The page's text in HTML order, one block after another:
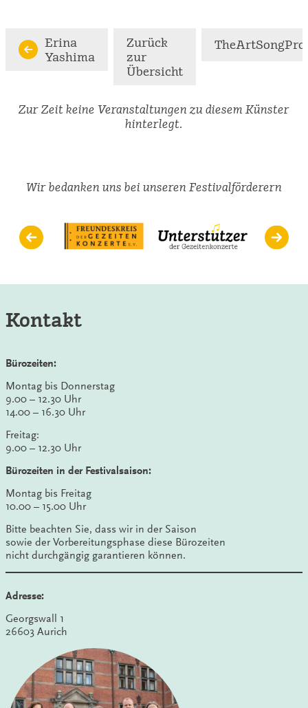
Erina
Yashima
Zurück
zur
Übersicht
Zur Zeit keine Veranstaltungen zu diesem Künster
hinterlegt.
Wir bedanken uns bei unseren Festivalförderern
Kontakt
Bürozeiten:
Montag bis Donnerstag
9.00 – 12.30 Uhr
14.00 – 16.30 Uhr
Freitag:
9.00 – 12.30 Uhr
Bürozeiten in der Festivalsaison:
Montag bis Freitag
10.00 – 15.00 Uhr
Bitte beachten Sie, dass wir in der Saison
sowie der Vorbereitungsphase diese Bürozeiten
nicht durchgängig garantieren können.
Adresse:
Georgswall 1
26603 Aurich